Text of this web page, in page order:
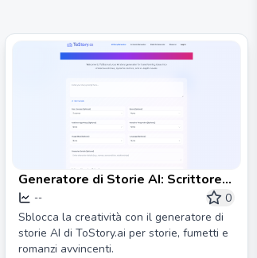
Generatore di Storie AI: Scrittore
di Romanzi, Creatore di Fumetti e
Creatore di Libri
--
0
Sblocca la creatività con il generatore di
storie AI di ToStory.ai per storie, fumetti e
romanzi avvincenti.